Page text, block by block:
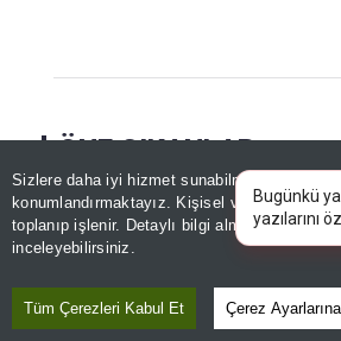
Sizlere daha iyi hizmet sunabilmek adına
konumlandırmaktayız. Kişisel verileriniz,
toplanıp işlenir. Detaylı bilgi almak için
inceleyebilirsiniz.
Tüm Çerezleri Kabul Et Çerez
ÖNE ÇIKANLAR
Bugünkü
yazılarını